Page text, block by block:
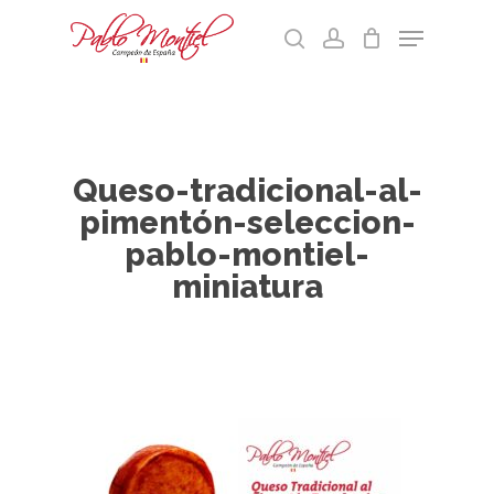
searchaccount
Menu
Cart
Queso-tradicional-al-
pimentón-seleccion-
pablo-montiel-
miniatura